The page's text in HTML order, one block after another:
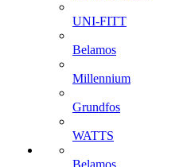
UNI-FITT
Belamos
Millennium
Grundfos
WATTS
Belamos